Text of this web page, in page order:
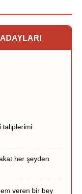
her şeyden
veren bir bey